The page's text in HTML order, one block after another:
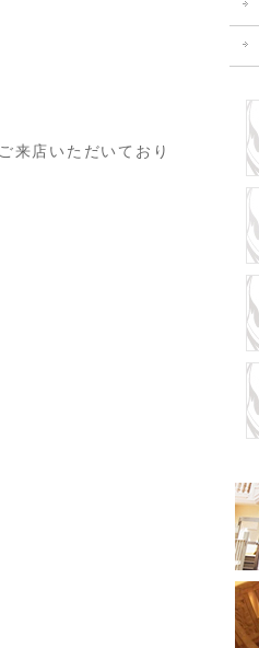
来店いただいており